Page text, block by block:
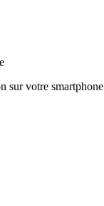
sur votre smartphone